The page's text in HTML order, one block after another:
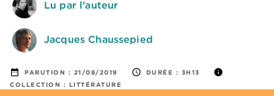
Lu par l'auteur
Jacques Chaussepied
date_range PARUTION : 21/08/2019 access_time DURÉE : 3H13 info
COLLECTION : LITTÉRATURE